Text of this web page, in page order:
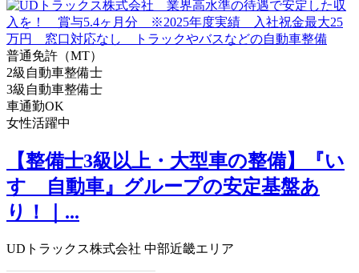
普通免許（MT）
2級自動車整備士
3級自動車整備士
車通勤OK
女性活躍中
【整備士3級以上・大型車の整備】『い
すゞ自動車』グループの安定基盤あ
り！｜...
UDトラックス株式会社 中部近畿エリア